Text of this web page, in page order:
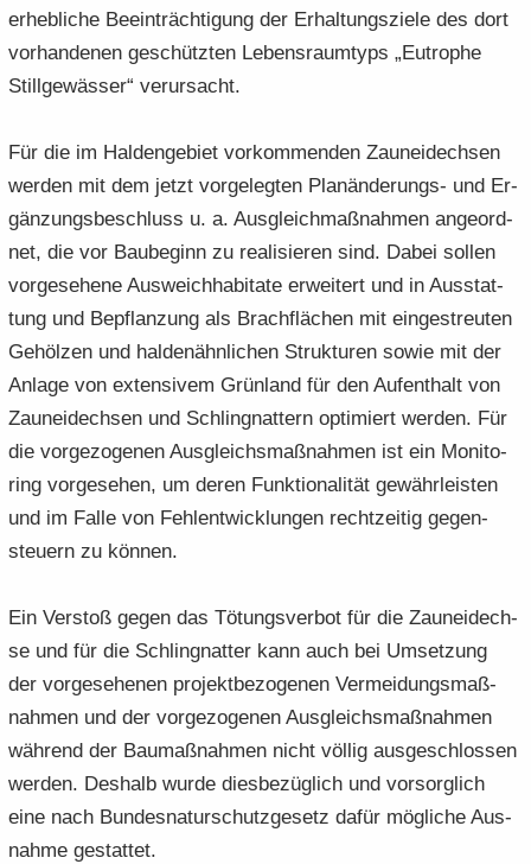
er­heb­li­che Be­ein­träch­ti­gung der Er­hal­tungs­zie­le des dort
vor­han­de­nen ge­schütz­ten Le­bens­raum­typs „Eu­tro­phe
Still­ge­wäs­ser“ ver­ur­sacht.
Für die im Hal­den­ge­biet vor­kom­men­den Zaun­ei­dech­sen
wer­den mit dem jetzt vor­ge­leg­ten Planänderungs-​ und Er­
gän­zungs­be­schluss u. a. Aus­gleich­maß­nah­men an­ge­ord­
net, die vor Bau­be­ginn zu rea­li­sie­ren sind. Dabei sol­len
vor­ge­se­he­ne Aus­weich­ha­bi­ta­te er­wei­tert und in Aus­stat­
tung und Be­pflan­zung als Brach­flä­chen mit ein­ge­streu­ten
Ge­höl­zen und hal­den­ähn­li­chen Struk­tu­ren sowie mit der
An­la­ge von ex­ten­si­vem Grün­land für den Auf­ent­halt von
Zaun­ei­dech­sen und Schlin­g­nat­tern op­ti­miert wer­den. Für
die vor­ge­zo­ge­nen Aus­gleichs­maß­nah­men ist ein Mo­ni­to­
ring vor­ge­se­hen, um deren Funk­tio­na­li­tät ge­währ­leis­ten
und im Falle von Fehl­ent­wick­lun­gen recht­zei­tig ge­gen­
steu­ern zu kön­nen.
Ein Ver­stoß gegen das Tö­tungs­ver­bot für die Zaun­ei­dech­
se und für die Schlin­g­nat­ter kann auch bei Um­set­zung
der vor­ge­se­he­nen pro­jekt­be­zo­ge­nen Ver­mei­dungs­maß­
nah­men und der vor­ge­zo­ge­nen Aus­gleichs­maß­nah­men
wäh­rend der Bau­maß­nah­men nicht völ­lig aus­ge­schlos­sen
wer­den. Des­halb wurde dies­be­züg­lich und vor­sorg­lich
eine nach Bun­des­na­tur­schutz­ge­setz dafür mög­li­che Aus­
nah­me ge­stat­tet.